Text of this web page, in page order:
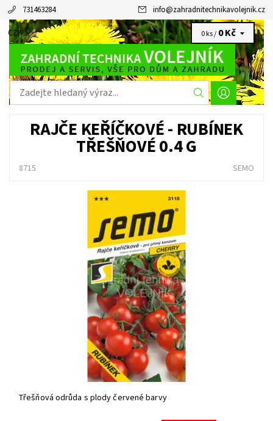
731463284 info@zahradnitechnikavolejnik.cz
CZK 0 ks / 0 Kč
RAJČE KEŘÍČKOVÉ - RUBÍNEK
TŘEŠŇOVÉ 0.4 G
8715 SEMO
Třešňová odrůda s plody červené barvy